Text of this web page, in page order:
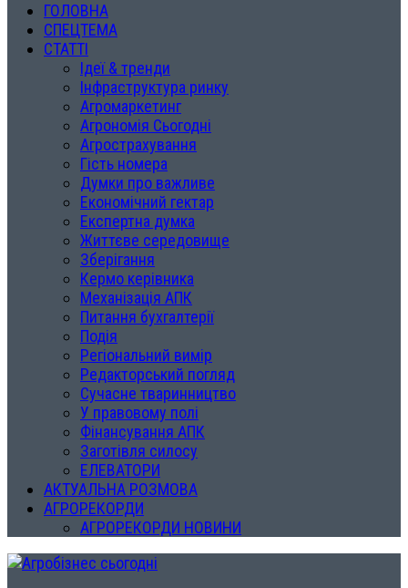
ГОЛОВНА
СПЕЦТЕМА
СТАТТІ
Ідеї & тренди
Інфраструктура ринку
Агромаркетинг
Агрономія Сьогодні
Агрострахування
Гість номера
Думки про важливе
Економічний гектар
Експертна думка
Життєве середовище
Зберігання
Кермо керівника
Механізація АПК
Питання бухгалтерії
Подія
Регіональний вимір
Редакторський погляд
Сучасне тваринництво
У правовому полі
Фінансування АПК
Заготівля силосу
ЕЛЕВАТОРИ
АКТУАЛЬНА РОЗМОВА
АГРОРЕКОРДИ
АГРОРЕКОРДИ НОВИНИ